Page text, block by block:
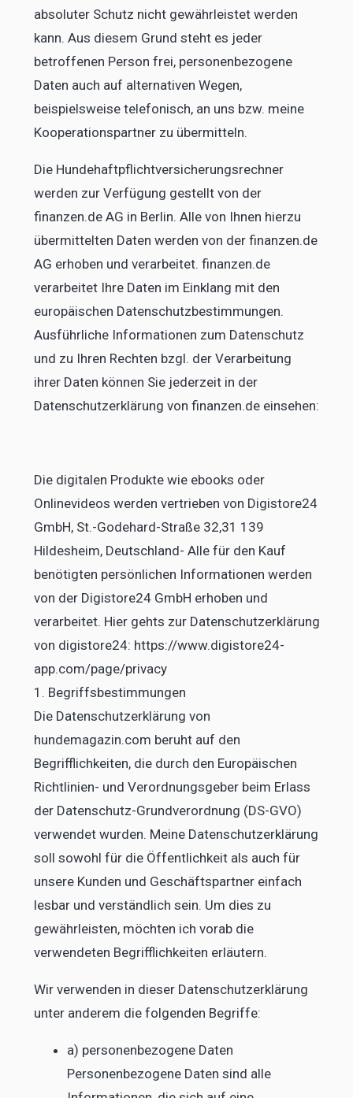
absoluter Schutz nicht gewährleistet werden
kann. Aus diesem Grund steht es jeder
betroffenen Person frei, personenbezogene
Daten auch auf alternativen Wegen,
beispielsweise telefonisch, an uns bzw. meine
Kooperationspartner zu übermitteln.
Die Hundehaftpflichtversicherungsrechner
werden zur Verfügung gestellt von der
finanzen.de AG in Berlin. Alle von Ihnen hierzu
übermittelten Daten werden von der finanzen.de
AG erhoben und verarbeitet. finanzen.de
verarbeitet Ihre Daten im Einklang mit den
europäischen Datenschutzbestimmungen.
Ausführliche Informationen zum Datenschutz
und zu Ihren Rechten bzgl. der Verarbeitung
ihrer Daten können Sie jederzeit in der
Datenschutzerklärung von finanzen.de einsehen:
Die digitalen Produkte wie ebooks oder
Onlinevideos werden vertrieben von Digistore24
GmbH, St.-Godehard-Straße 32,31 139
Hildesheim, Deutschland- Alle für den Kauf
benötigten persönlichen Informationen werden
von der Digistore24 GmbH erhoben und
verarbeitet. Hier gehts zur Datenschutzerklärung
von digistore24: https://www.digistore24-
app.com/page/privacy
1. Begriffsbestimmungen
Die Datenschutzerklärung von
hundemagazin.com beruht auf den
Begrifflichkeiten, die durch den Europäischen
Richtlinien- und Verordnungsgeber beim Erlass
der Datenschutz-Grundverordnung (DS-GVO)
verwendet wurden. Meine Datenschutzerklärung
soll sowohl für die Öffentlichkeit als auch für
unsere Kunden und Geschäftspartner einfach
lesbar und verständlich sein. Um dies zu
gewährleisten, möchten ich vorab die
verwendeten Begrifflichkeiten erläutern.
Wir verwenden in dieser Datenschutzerklärung
unter anderem die folgenden Begriffe:
a) personenbezogene Daten
Personenbezogene Daten sind alle